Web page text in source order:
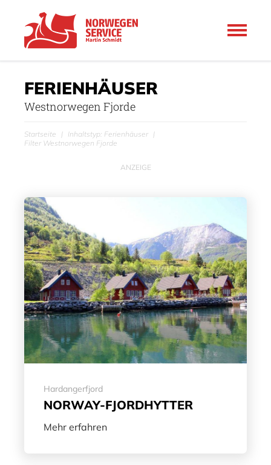
FERIENHÄUSER
Westnorwegen Fjorde
Startseite
Inhaltstyp: Ferienhäuser
Filter Westnorwegen Fjorde
ANZEIGE
Hardangerfjord
NORWAY-FJORDHYTTER
Mehr erfahren